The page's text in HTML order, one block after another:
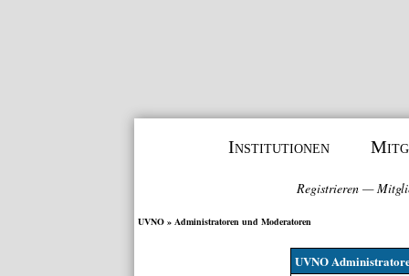
Institutionen
Registrieren—
UVNO » Administratoren und Moderatoren
UVNO